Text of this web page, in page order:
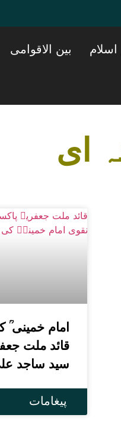
اسلام بین الاقوامی
ای
پیغامات
قائد ملت
سید ساجد